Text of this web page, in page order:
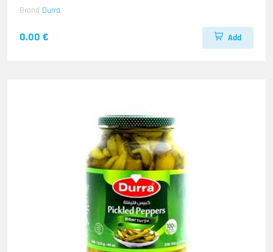
Brand Durra
0.00 € Add